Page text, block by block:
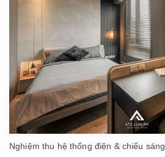
Nghiệm thu hệ thống điện & chiếu sáng